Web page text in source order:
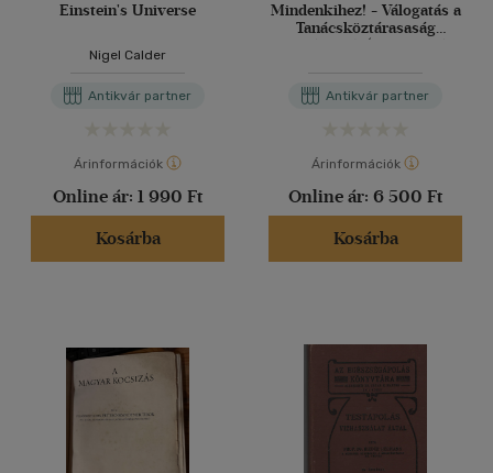
Einstein's Universe
Nigel Calder
Antikvár partner
Árinformációk
Online ár: 1 990 Ft
Kosárba
Mindenkihez! - Válogatás a
Tanácsköztárasaság
plakátjaiból (11db. plakát
Antikvár partner
Árinformációk
Online ár: 6 500 Ft
Kosárba